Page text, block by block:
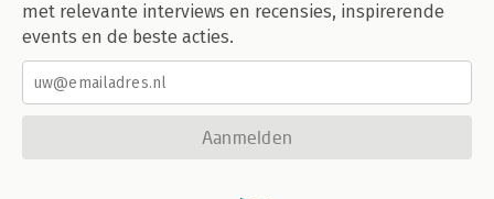
met relevante interviews en recensies, inspirerende
events en de beste acties.
Aanmelden